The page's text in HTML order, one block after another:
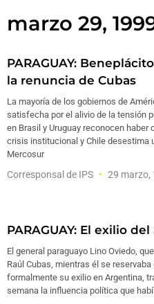
marzo 29,
PARAGUAY:
la renuncia de Cubas
La mayoría de los gobiernos de
satisfecha por el alivio de la tensión
en Brasil y Uruguay reconocen haber
crisis institucional y Chile desestima
Mercosur
Corresponsal de IPS 29 marzo,
PARAGUAY: El exilio
El general paraguayo Lino Oviedo,
Raúl Cubas, mientras él se
formalmente su exilio en Argentina,
semana la influencia política que